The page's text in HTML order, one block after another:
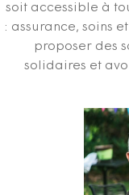
soit accessible à
: assurance, soins
proposer des
solidaires et